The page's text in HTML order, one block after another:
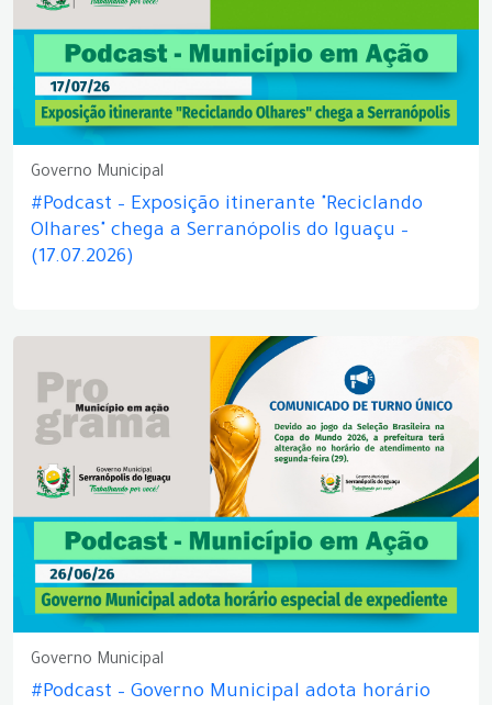
Governo Municipal
#Podcast – Exposição itinerante "Reciclando
Olhares" chega a Serranópolis do Iguaçu –
(17.07.2026)
Governo Municipal
#Podcast – Governo Municipal adota horário